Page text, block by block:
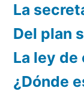
La
Del plan
La ley
¿Dónde